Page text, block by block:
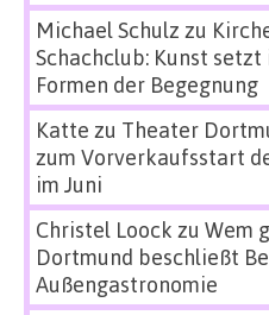
Michael Schulz zu
Schachclub: Kunst setzt
Formen der Begegnung
Katte zu Theater
zum Vorverkaufsstart
im Juni
Christel Loock zu Wem
Dortmund beschließt
Außengastronomie